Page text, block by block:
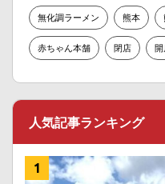
無化調ラーメン 熊本
赤ちゃん本舗 閉店
人気記事ランキング